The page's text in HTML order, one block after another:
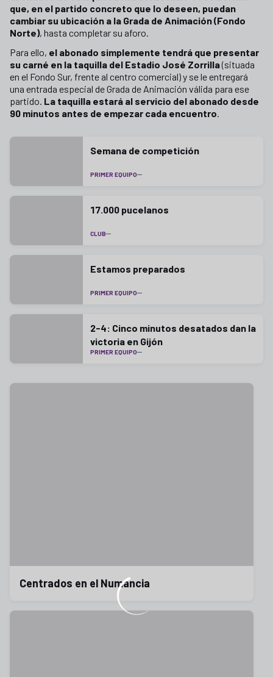
que, en el partido concreto que lo deseen, puedan
cambiar su ubicación a la Grada de Animación (Fondo
Norte), hasta completar su aforo.
Para ello, el abonado simplemente tendrá que presentar
su carné en la taquilla del Estadio José Zorrilla(situada
en el Fondo Sur, frente al centro comercial) y se le entregará
una entrada especial de Grada de Animación válida para ese
partido. La taquilla estará al servicio del abonado desde
90 minutos antes de empezar cada encuentro.
Semana de competición
PRIMER EQUIPO
17.000 pucelanos
CLUB
Estamos preparados
PRIMER EQUIPO
2-4: Cinco minutos desatados dan la
victoria en Gijón
PRIMER EQUIPO
Centrados en el Numancia